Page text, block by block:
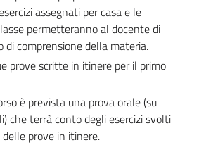
assegnati per casa e le
permetteranno al docente di
di comprensione della materia.
prove scritte in itinere per il primo
è prevista una prova orale (su
che terrà conto degli esercizi svolti
prove in itinere.